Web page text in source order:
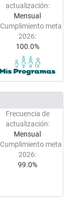
actualización:
Mensual
Cumplimiento meta
2026:
100.0%
Frecuencia de
actualización:
Mensual
Cumplimiento meta
2026:
99.0%